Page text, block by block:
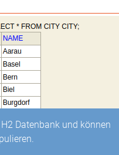
Datenbank und können